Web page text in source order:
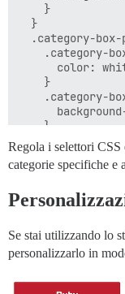
    }
  }
.category-box-
.category-
color:
    }
.category-
    }
  }
.category-
.category-
    }
    }
  }
Regola i selettori
categorie specifiche e
Se stai utilizzando lo
personalizzarlo in